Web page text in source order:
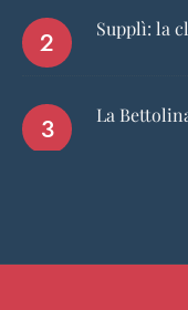
Supplì: la
La